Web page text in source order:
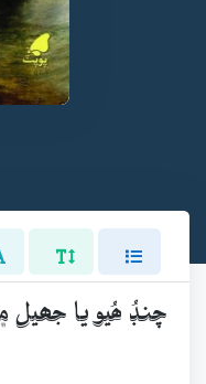
چنڊُ ھُيو يا جھيل